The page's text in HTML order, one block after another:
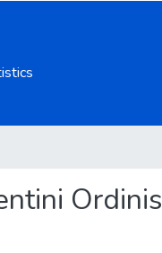
Ordinis